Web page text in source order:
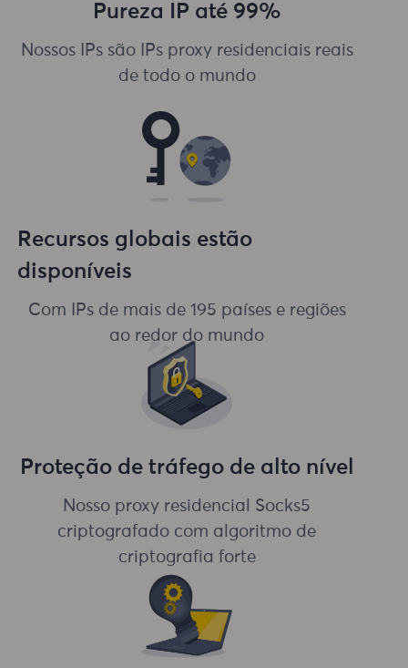
Pureza IP até 99%
Nossos IPs são IPs proxy residenciais reais
de todo o mundo
Recursos globais estão
disponíveis
Com IPs de mais de 195 países e regiões
ao redor do mundo
Proteção de tráfego de alto nível
Nosso proxy residencial Socks5
criptografado com algoritmo de
criptografia forte